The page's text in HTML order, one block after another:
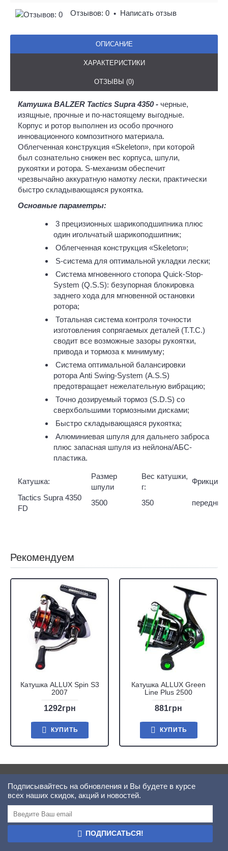
Отзывов: 0 • Написать отзыв
ОПИСАНИЕ
ХАРАКТЕРИСТИКИ
ОТЗЫВЫ (0)
Катушка BALZER Tactics Supra 4350 - черные,
изящные, прочные и по-настоящему выгодные.
Корпус и ротор выполнен из особо прочного
инновационного композитного материала.
Облегченная конструкция «Skeleton», при которой
был сознательно снижен вес корпуса, шпули,
рукоятки и ротора. S-механизм обеспечит
чрезвычайно аккуратную намотку лески, практически
быстро складывающаяся рукоятка.
Основные параметры:
3 прецизионных шарикоподшипника плюс
один игольчатый шарикоподшипник;
Облегченная конструкция «Skeleton»;
S-система для оптимальной укладки лески;
Система мгновенного стопора Quick-Stop-
System (Q.S.S): безупорная блокировка
заднего хода для мгновенной остановки
ротора;
Тотальная система контроля точности
изготовления сопрягаемых деталей (Т.Т.С.)
сводит все возможные зазоры рукоятки,
привода и тормоза к минимуму;
Система оптимальной балансировки
ротора Anti Swing-System (A.S.S)
предотвращает нежелательную вибрацию;
Точно дозируемый тормоз (S.D.S) со
сверхбольшими тормозными дисками;
Быстро складывающаяся рукоятка;
Алюминиевая шпуля для дальнего заброса
плюс запасная шпуля из нейлона/АБС-
пластика.
Катушка:
Размер
шпули
Вес катушки,
г:
Фрикцион:
Tactics Supra 4350
FD
3500 350 передний
Рекомендуем
Катушка ALLUX Spin S3
2007
1292грн
КУПИТЬ
Катушка ALLUX Green
Line Plus 2500
881грн
КУПИТЬ
Подписывайтесь на обновления и Вы будете в курсе
всех наших скидок, акций и новостей.
ПОДПИСАТЬСЯ!